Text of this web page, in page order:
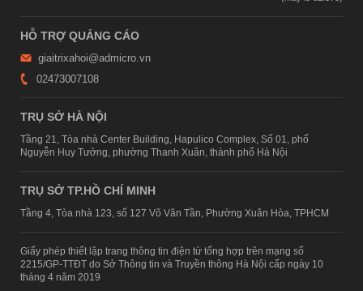
HỖ TRỢ QUẢNG CÁO
giaitrixahoi@admicro.vn
02473007108
TRỤ SỞ HÀ NỘI
Tầng 21, Tòa nhà Center Building, Hapulico Complex, Số 01, phố
Nguyễn Huy Tưởng, phường Thanh Xuân, thành phố Hà Nội
TRỤ SỞ TP.HỒ CHÍ MINH
Tầng 4, Tòa nhà 123, số 127 Võ Văn Tần, Phường Xuân Hòa, TPHCM
Giấy phép thiết lập trang thông tin điện tử tổng hợp trên mạng số
2215/GP-TTĐT do Sở Thông tin và Truyền thông Hà Nội cấp ngày 10
tháng 4 năm 2019